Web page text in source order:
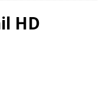
HD